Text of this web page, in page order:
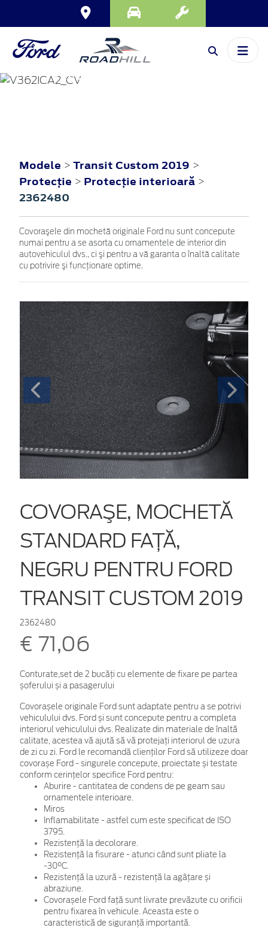
TRANSIT CUSTOM
Modele > Transit Custom 2019 >
Protecţie > Protecţie interioară >
2362480
Covoraşele din mochetă originale Ford nu sunt concepute
numai pentru a se asorta cu ornamentele de interior din
autovehiculul dvs., ci şi pentru a vă garanta o înaltă calitate
cu potrivire şi funcţionare optime.
COVORAŞE, MOCHETĂ
STANDARD FAȚĂ,
NEGRU PENTRU FORD
TRANSIT CUSTOM 2019
2362480
€ 71,06
Conturate,set de 2 bucăți cu elemente de fixare pe partea
șoferului și a pasagerului
Covorașele originale Ford sunt adaptate pentru a se potrivi
vehiculului dvs. Ford și sunt concepute pentru a completa
interiorul vehiculului dvs. Realizate din materiale de înaltă
calitate, acestea vă ajută să vă protejați interiorul de uzura
de zi cu zi. Ford le recomandă clienților Ford să utilizeze doar
covorașe Ford - singurele concepute, proiectate și testate
conform cerințelor specifice Ford pentru:
Aburire - cantitatea de condens de pe geam sau
ornamentele interioare.
Miros
Inflamabilitate - astfel cum este specificat de ISO
3795.
Rezistență la decolorare.
Rezistență la fisurare - atunci când sunt pliate la
-30°C.
Rezistență la uzură - rezistență la agâțare și
abraziune.
Covorașele Ford față sunt livrate prevăzute cu orificii
pentru fixarea în vehicule. Aceasta este o
caracteristică de siguranță importantă.